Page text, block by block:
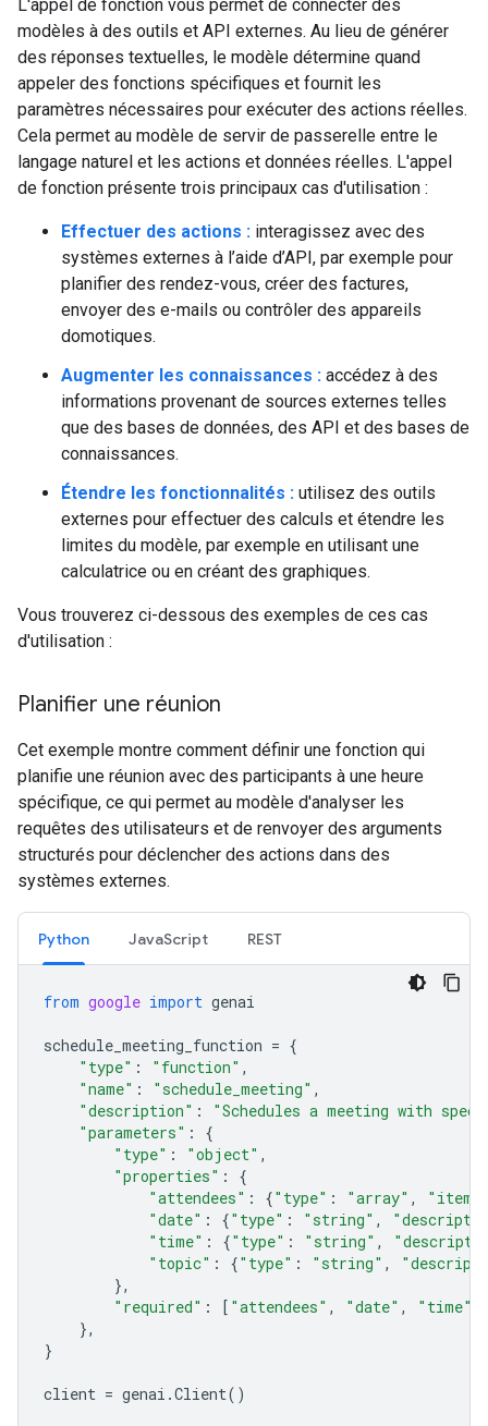
L'appel de fonction vous permet de connecter des
modèles à des outils et API externes. Au lieu de générer
des réponses textuelles, le modèle détermine quand
appeler des fonctions spécifiques et fournit les
paramètres nécessaires pour exécuter des actions réelles.
Cela permet au modèle de servir de passerelle entre le
langage naturel et les actions et données réelles. L'appel
de fonction présente trois principaux cas d'utilisation :
Effectuer des actions : interagissez avec des
systèmes externes à l’aide d’API, par exemple pour
planifier des rendez-vous, créer des factures,
envoyer des e-mails ou contrôler des appareils
domotiques.
Augmenter les connaissances : accédez à des
informations provenant de sources externes telles
que des bases de données, des API et des bases de
connaissances.
Étendre les fonctionnalités : utilisez des outils
externes pour effectuer des calculs et étendre les
limites du modèle, par exemple en utilisant une
calculatrice ou en créant des graphiques.
Vous trouverez ci-dessous des exemples de ces cas
d'utilisation :
Planifier une réunion
Cet exemple montre comment définir une fonction qui
planifie une réunion avec des participants à une heure
spécifique, ce qui permet au modèle d'analyser les
requêtes des utilisateurs et de renvoyer des arguments
structurés pour déclencher des actions dans des
systèmes externes.
Python JavaScript REST
from google import genai
schedule_meeting_function = {
"type" : "function" ,
"name" : "schedule_meeting" ,
"description" :
"Schedules a meeting with
"parameters" :
{
"type" : "object" ,
"properties" :
{
"attendees" : {"type" : "array" ,
"date" : {"type" : "string" ,
"time" : {"type" : "string" ,
"topic" : {"type" : "string" ,
},
"required" : [ "attendees" , "date" , "time"
},
}
client = genai .Client()